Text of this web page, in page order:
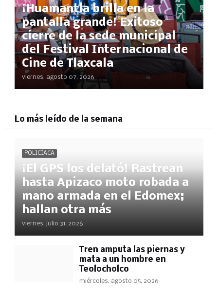
​¡Huamantla brilla en la
pantalla grande! Exitoso
cierre de la sede municipal
del Festival Internacional de
Cine de Tlaxcala
viernes, agosto 07, 2026
Lo más leído de la semana
POLICÍACA
¡El GPS los delató! Rastrean
hasta Apizaco moto robada a
mano armada en el Edomex;
hallan otra más
viernes, julio 31, 2026
Tren amputa las piernas y
mata a un hombre en
Teolocholco
miércoles, agosto 05, 2026